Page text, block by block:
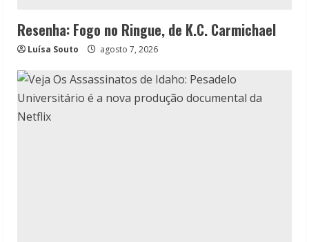
Resenha: Fogo no Ringue, de K.C. Carmichael
Luísa Souto agosto 7, 2026